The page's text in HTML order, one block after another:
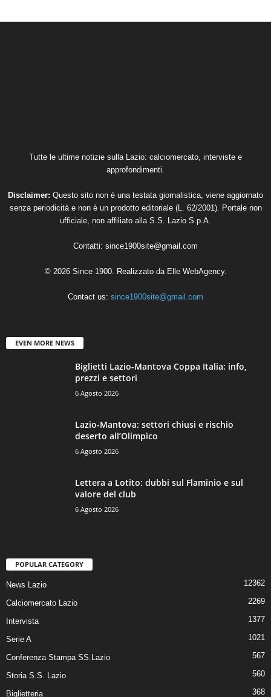
Tutte le ultime notizie sulla Lazio: calciomercato, interviste e
approfondimenti.
Disclaimer: Questo sito non è una testata giornalistica, viene aggiornato
senza periodicità e non è un prodotto editoriale (L. 62/2001). Portale non
ufficiale, non affiliato alla S.S. Lazio S.p.A.
Contatti: since1900site@gmail.com
© 2026 Since 1900. Realizzato da Elle WebAgency.
Contact us: since1900site@gmail.com
EVEN MORE NEWS
Biglietti Lazio-Mantova Coppa Italia: info,
prezzi e settori
6 Agosto 2026
Lazio-Mantova: settori chiusi e rischio
deserto all’Olimpico
6 Agosto 2026
Lettera a Lotito: dubbi sul Flaminio e sul
valore del club
6 Agosto 2026
POPULAR CATEGORY
News Lazio 12362
Calciomercato Lazio 2269
Intervista 1377
Serie A 1021
Conferenza Stampa SS.Lazio 567
Storia S.S. Lazio 560
Biglietteria 368